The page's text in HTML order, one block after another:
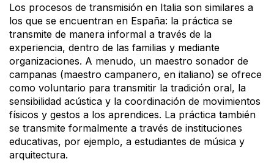
Los procesos de transmisión en Italia son similares a
los que se encuentran en España: la práctica se
transmite de manera informal a través de la
experiencia, dentro de las familias y mediante
organizaciones. A menudo, un maestro sonador de
campanas (maestro campanero, en italiano) se ofrece
como voluntario para transmitir la tradición oral, la
sensibilidad acústica y la coordinación de movimientos
físicos y gestos a los aprendices. La práctica también
se transmite formalmente a través de instituciones
educativas, por ejemplo, a estudiantes de música y
arquitectura.